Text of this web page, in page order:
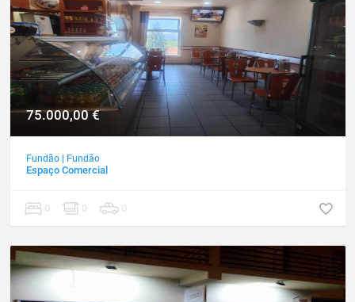
75.000,00€
Fundão | Fundão
Espaço Comercial
0 0 0